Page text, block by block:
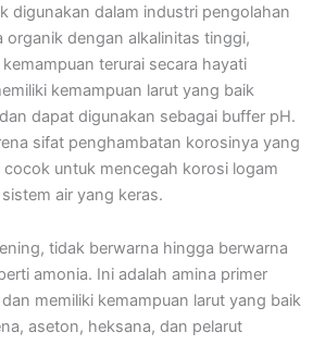
digunakan dalam industri pengolahan
organik dengan alkalinitas tinggi,
terurai secara hayati
kemampuan larut yang baik
dapat digunakan sebagai buffer pH.
sifat penghambatan korosinya yang
untuk mencegah korosi logam
air yang keras.
tidak berwarna hingga berwarna
amonia. Ini adalah amina primer
memiliki kemampuan larut yang baik
aseton, heksana, dan pelarut